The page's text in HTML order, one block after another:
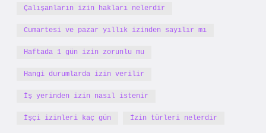
Çalışanların izin hakları nelerdir
Cumartesi ve pazar yıllık izinden sayılır mı
Haftada 1 gün izin zorunlu mu
Hangi durumlarda izin verilir
İş yerinden izin nasıl istenir
İşçi izinleri kaç gün İzin türleri nelerdir